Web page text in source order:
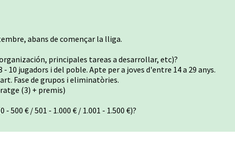
abans de començar la lliga.
principales tareas a desarrollar, etc)?
10 jugadors i del poble. Apte per a joves d'entre 14 a 29 anys.
Fase de grupos i eliminatòries.
(3) + premis)
500 € / 501 - 1.000 € / 1.001 - 1.500 €)?